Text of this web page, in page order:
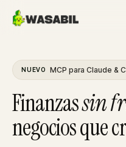
NUEVO MCP para Claude &
Finanzassin
negocios que